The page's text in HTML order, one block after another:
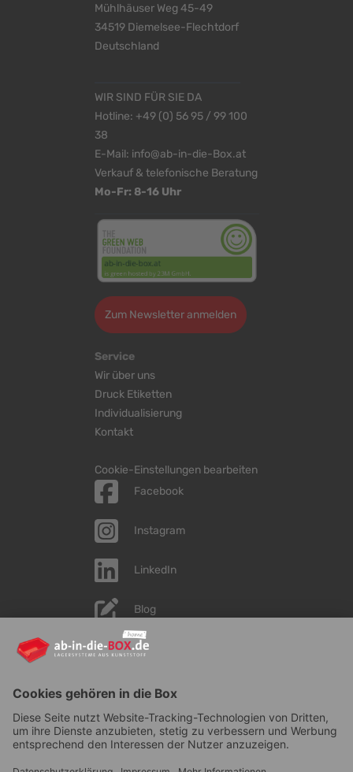
Mühlhäuser Weg 45-49
34519 Diemelsee-Flechtdorf
Deutschland
WIR SIND FÜR SIE DA
Hotline: +49 (0) 56 95 / 99 100
38
E-Mail: info@ab-in-die-Box.at
Verkauf & telefonische Beratung
Mo-Fr: 8-16 Uhr
Zum Newsletter anmelden
Service
Wir über uns
Druck Etiketten
Individualisierung
Kontakt
Cookie-Einstellungen bearbeiten
Facebook
Instagram
LinkedIn
Blog
YouTube